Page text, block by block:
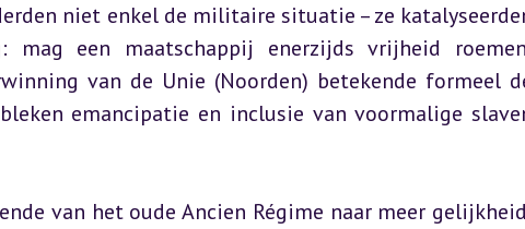
niet enkel de militaire situatie – ze
een maatschappij enerzijds vrijheid
van de Unie (Noorden) betekende formeel
emancipatie en inclusie van voormalige
van het oude Ancien Régime naar meer